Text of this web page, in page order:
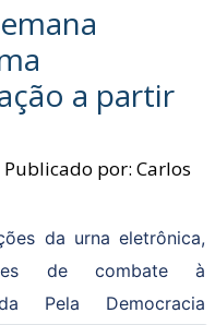
a partir
Publicado por:Carlos
da urna eletrônica,
de combate à
Pela Democracia